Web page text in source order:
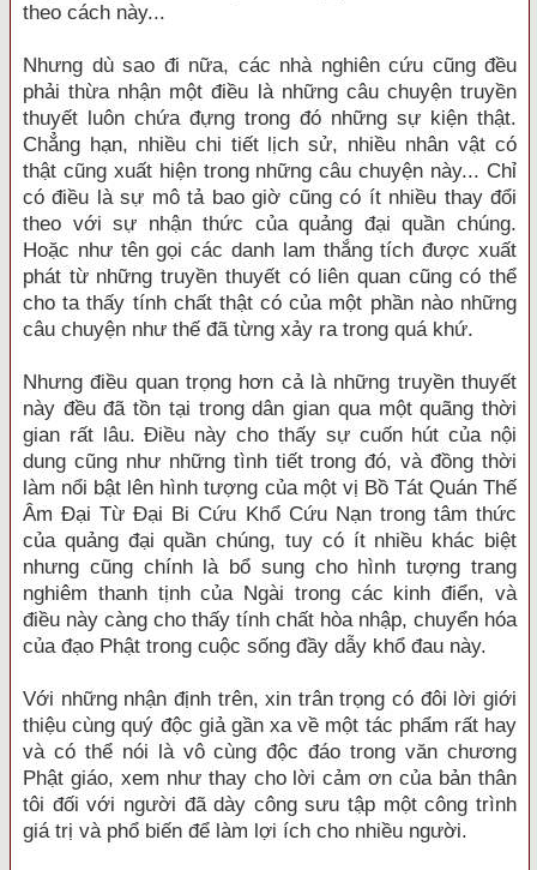
theo cách này...
Nhưng dù sao đi nữa, các nhà nghiên cứu cũng đều
phải thừa nhận một điều là những câu chuyện truyền
thuyết luôn chứa đựng trong đó những sự kiện thật.
Chẳng hạn, nhiều chi tiết lịch sử, nhiều nhân vật có
thật cũng xuất hiện trong những câu chuyện này... Chỉ
có điều là sự mô tả bao giờ cũng có ít nhiều thay đổi
theo với sự nhận thức của quảng đại quần chúng.
Hoặc như tên gọi các danh lam thắng tích được xuất
phát từ những truyền thuyết có liên quan cũng có thể
cho ta thấy tính chất thật có của một phần nào những
câu chuyện như thế đã từng xảy ra trong quá khứ.
Nhưng điều quan trọng hơn cả là những truyền thuyết
này đều đã tồn tại trong dân gian qua một quãng thời
gian rất lâu. Điều này cho thấy sự cuốn hút của nội
dung cũng như những tình tiết trong đó, và đồng thời
làm nổi bật lên hình tượng của một vị Bồ Tát Quán Thế
Âm Đại Từ Đại Bi Cứu Khổ Cứu Nạn trong tâm thức
của quảng đại quần chúng, tuy có ít nhiều khác biệt
nhưng cũng chính là bổ sung cho hình tượng trang
nghiêm thanh tịnh của Ngài trong các kinh điển, và
điều này càng cho thấy tính chất hòa nhập, chuyển hóa
của đạo Phật trong cuộc sống đầy dẫy khổ đau này.
Với những nhận định trên, xin trân trọng có đôi lời giới
thiệu cùng quý độc giả gần xa về một tác phẩm rất hay
và có thể nói là vô cùng độc đáo trong văn chương
Phật giáo, xem như thay cho lời cảm ơn của bản thân
tôi đối với người đã dày công sưu tập một công trình
giá trị và phổ biến để làm lợi ích cho nhiều người.